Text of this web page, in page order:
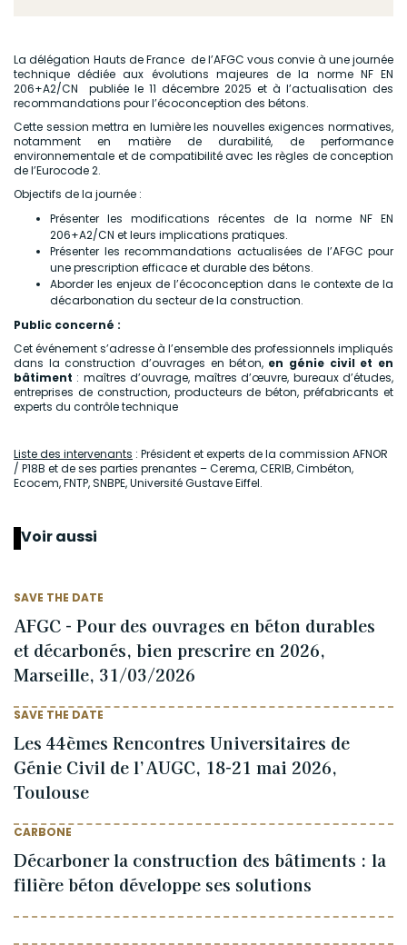
La délégation Hauts de France de l’AFGC vous convie à une journée
technique dédiée aux évolutions majeures de la norme NF EN
206+A2/CN publiée le 11 décembre 2025 et à l’actualisation des
recommandations pour l’écoconception des bétons.
Cette session mettra en lumière les nouvelles exigences normatives,
notamment en matière de durabilité, de performance
environnementale et de compatibilité avec les règles de conception
de l’Eurocode 2.
Objectifs de la journée :
Présenter les modifications récentes de la norme NF EN
206+A2/CN et leurs implications pratiques.
Présenter les recommandations actualisées de l’AFGC pour
une prescription efficace et durable des bétons.
Aborder les enjeux de l’écoconception dans le contexte de la
décarbonation du secteur de la construction.
Public concerné :
Cet événement s’adresse à l’ensemble des professionnels impliqués
dans la construction d’ouvrages en béton, en génie civil et en
bâtiment : maîtres d’ouvrage, maîtres d’œuvre, bureaux d’études,
entreprises de construction, producteurs de béton, préfabricants et
experts du contrôle technique
Liste des intervenants : Président et experts de la commission AFNOR
/ P18B et de ses parties prenantes – Cerema, CERIB, Cimbéton,
Ecocem, FNTP, SNBPE, Université Gustave Eiffel.
Voir aussi
SAVE THE DATE
AFGC - Pour des ouvrages en béton durables
et décarbonés, bien prescrire en 2026,
Marseille, 31/03/2026
SAVE THE DATE
Les 44èmes Rencontres Universitaires de
Génie Civil de l’AUGC, 18-21 mai 2026,
Toulouse
CARBONE
Décarboner la construction des bâtiments : la
filière béton développe ses solutions